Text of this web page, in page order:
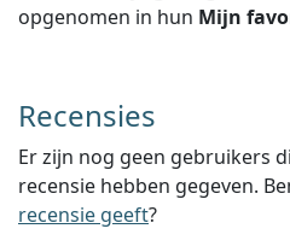
opgenomen in hun Mijn
Recensies
Er zijn nog geen gebruikers
recensie hebben gegeven.
recensie geeft?